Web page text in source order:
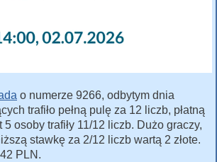
o numerze 9266, odbytym dnia
trafiło pełną pulę za 12 liczb, płatną
osoby trafiły 11/12 liczb. Dużo graczy,
stawkę za 2/12 liczb wartą 2 złote.
PLN.